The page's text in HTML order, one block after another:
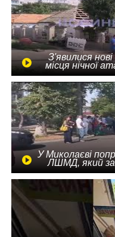
З'явилися
місця нічної
У Миколаєві
ЛШМД, який